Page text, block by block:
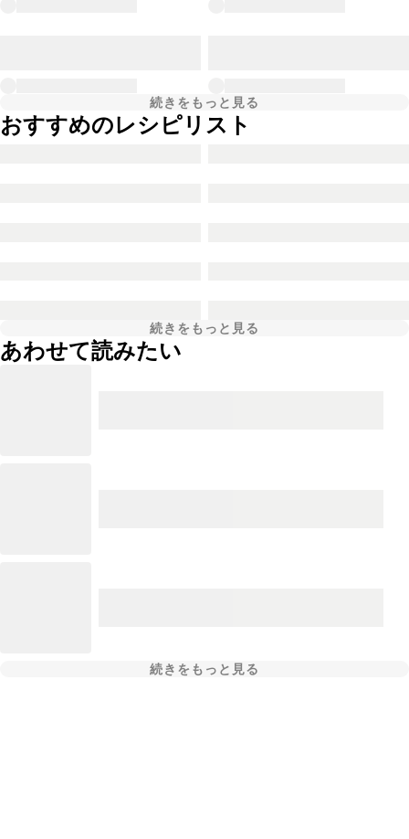
続きをもっと見る
おすすめのレシピリスト
続きをもっと見る
あわせて読みたい
続きをもっと見る